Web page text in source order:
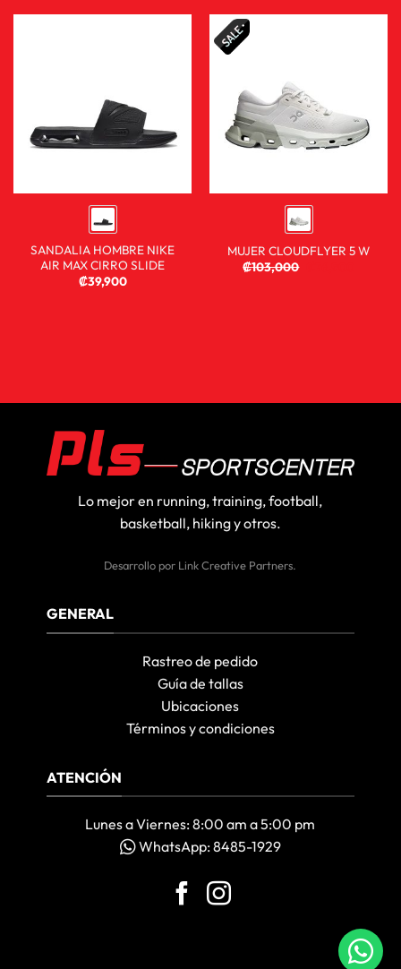
SANDALIA HOMBRE NIKE
AIR MAX CIRRO SLIDE
₡39,900
MUJER CLOUDFLYER 5 W
₡103,000
Lo mejor en running, training, football,
basketball, hiking y otros.
Desarrollo por Link Creative Partners.
GENERAL
Rastreo de pedido
Guía de tallas
Ubicaciones
Términos y condiciones
ATENCIÓN
Lunes a Viernes: 8:00 am a 5:00 pm
WhatsApp: 8485-1929